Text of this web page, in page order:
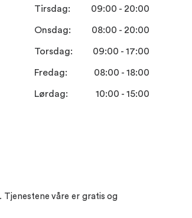
Tirsdag: 09:00 - 20:00
Onsdag: 08:00 - 20:00
Torsdag: 09:00 - 17:00
Fredag: 08:00 - 18:00
Lørdag: 10:00 - 15:00
våre er gratis og